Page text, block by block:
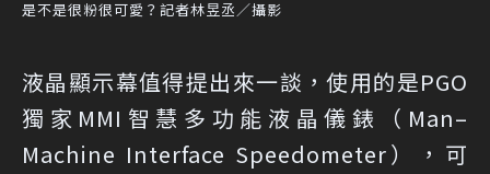
是不是很粉很可愛？記者林昱丞／攝影
液晶顯示幕值得提出來一談，使用的是PGO
獨家MMI智慧多功能液晶儀錶（Man–
Machine Interface Speedometer），可